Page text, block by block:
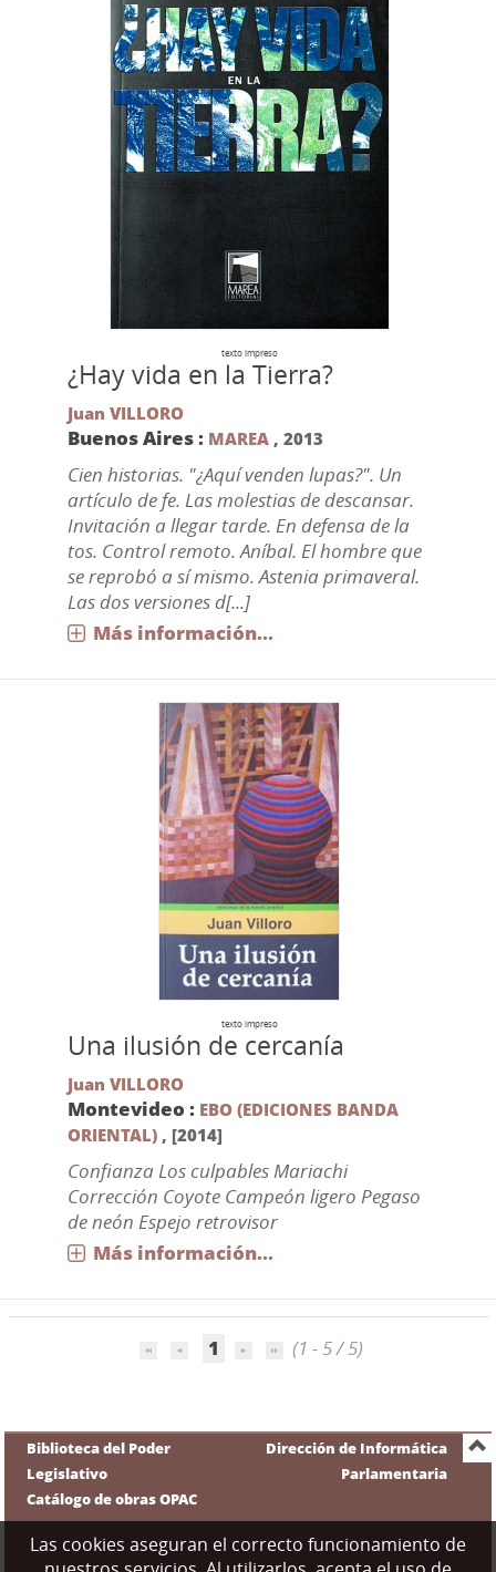
texto impreso
¿Hay vida en la Tierra?
Juan VILLORO
Buenos Aires : MAREA, 2013
Cien historias. "¿Aquí venden lupas?". Un
artículo de fe. Las molestias de descansar.
Invitación a llegar tarde. En defensa de la
tos. Control remoto. Aníbal. El hombre que
se reprobó a sí mismo. Astenia primaveral.
Las dos versiones d[...]
Más información...
texto impreso
Una ilusión de cercanía
Juan VILLORO
Montevideo : EBO (EDICIONES BANDA
ORIENTAL), [2014]
Confianza Los culpables Mariachi
Corrección Coyote Campeón ligero Pegaso
de neón Espejo retrovisor
Más información...
1 (1 - 5 / 5)
Biblioteca del Poder
Legislativo
Catálogo de obras OPAC
Dirección de Informática
Parlamentaria
Las cookies aseguran el correcto funcionamiento de